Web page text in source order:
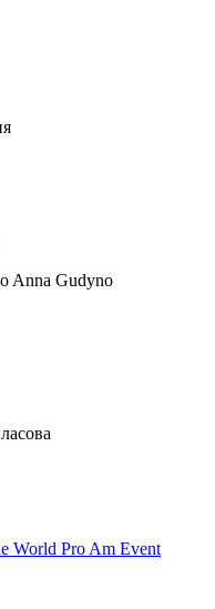
Anna Gudyno
World Pro Am Event